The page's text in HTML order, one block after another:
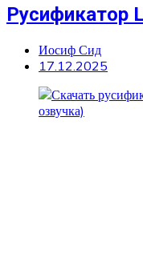
Русификатор
Иосиф Сид
17.12.2025